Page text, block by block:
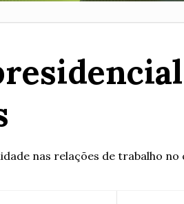
nas relações de trabalho no